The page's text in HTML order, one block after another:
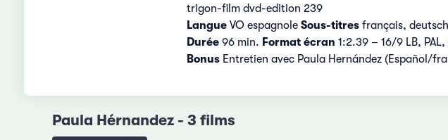
trigon-film dvd-edition 239
Langue VO espagnole Sous-titresfrançais,
Durée96 min. Format écran 1:2.39 – 16/9 LB,
Bonus Entretien avec Paula Hernández (Español/
Paula Hérnandez - 3 films